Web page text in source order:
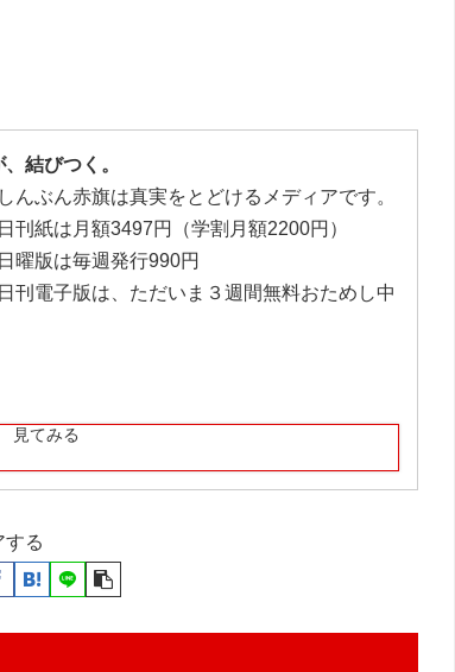
結びつく。
しんぶん赤旗は真実をとどけるメディアです。
日刊紙は月額3497円（学割月額2200円）
日曜版は毎週発行990円
日刊電子版は、ただいま３週間無料おためし中
見てみる
する